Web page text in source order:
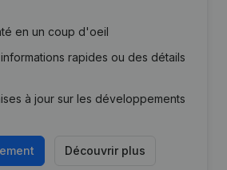
en un coup d'oeil
rapides ou des détails
à jour sur les développements
Découvrir plus